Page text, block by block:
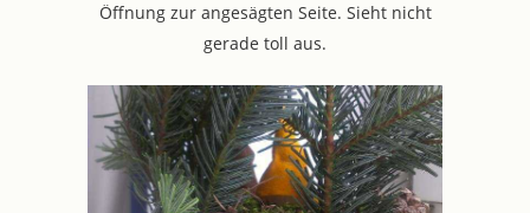
Öffnung zur angesägten Seite. Sieht nicht
gerade toll aus.